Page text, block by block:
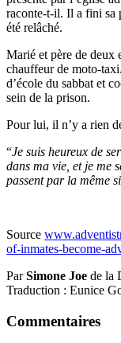
raconte-t-il. Il a fini sa
été relâché.
Marié et père de deux
chauffeur de moto-
d’école du sabbat et
sein de la prison.
Pour lui, il n’y a rien
“Je suis heureux de
dans ma vie, et je me
passent par la même
Source
of-inmates-become-
ParSimone Joe de la
Traduction : Eunice
Commentaires